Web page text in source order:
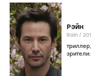
Рэйн
Rain /
триллер,
зрители: